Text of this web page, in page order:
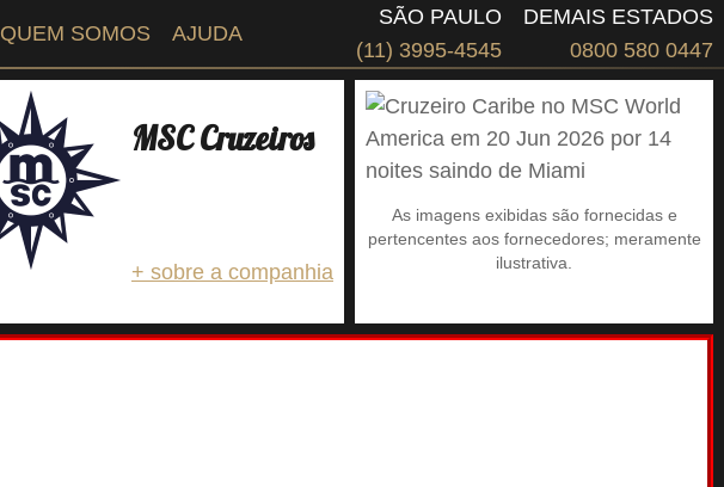
DEMAIS ESTADOS
0800 580 0447
SÃO PAULO
(11) 3995-4545
QUEM SOMOS AJUDA
MSC Cruzeiros
+ sobre a companhia
As imagens exibidas são fornecidas e
pertencentes aos fornecedores; meramente
ilustrativa.